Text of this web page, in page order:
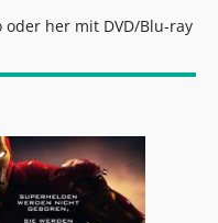
her mit DVD/Blu-ray